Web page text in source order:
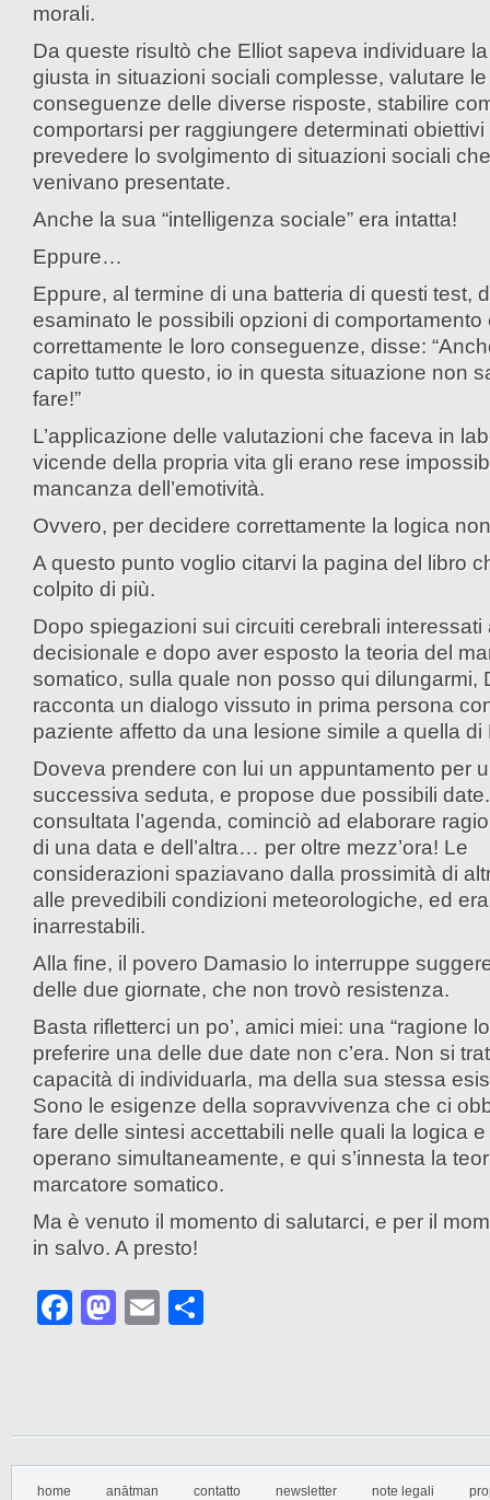
morali.
Da queste risultò che Elliot sapeva individuare
giusta in situazioni sociali complesse, valutare le
conseguenze delle diverse risposte, stabilire
comportarsi per raggiungere determinati obiettivi
prevedere lo svolgimento di situazioni sociali
venivano presentate.
Anche la sua “intelligenza sociale” era intatta!
Eppure…
Eppure, al termine di una batteria di questi test,
esaminato le possibili opzioni di comportamento
correttamente le loro conseguenze, disse:
capito tutto questo, io in questa situazione non
fare!”
L’applicazione delle valutazioni che faceva in
vicende della propria vita gli erano rese
mancanza dell’emotività.
Ovvero, per decidere correttamente la logica
A questo punto voglio citarvi la pagina del libro
colpito di più.
Dopo spiegazioni sui circuiti cerebrali interessati
decisionale e dopo aver esposto la teoria del
somatico, sulla quale non posso qui dilungarmi,
racconta un dialogo vissuto in prima persona
paziente affetto da una lesione simile a quella di
Doveva prendere con lui un appuntamento per
successiva seduta, e propose due possibili
consultata l’agenda, cominciò ad elaborare
di una data e dell’altra… per oltre mezz’ora! Le
considerazioni spaziavano dalla prossimità di
alle prevedibili condizioni meteorologiche, ed
inarrestabili.
Alla fine, il povero Damasio lo interruppe
delle due giornate, che non trovò resistenza.
Basta rifletterci un po’, amici miei: una “ragione
preferire una delle due date non c’era. Non si
capacità di individuarla, ma della sua stessa
Sono le esigenze della sopravvivenza che ci
fare delle sintesi accettabili nelle quali la logica e
operano simultaneamente, e qui s’innesta la
marcatore somatico.
Ma è venuto il momento di salutarci, e per il
in salvo. A presto!
Facebook
Mastodon
Email
home anātman contatto newsletter note legali